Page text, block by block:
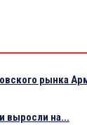
рынка
выросли на...